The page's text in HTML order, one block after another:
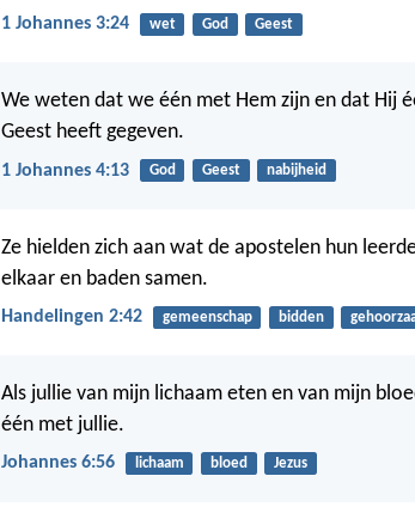
1 Johannes 3:24 wet God Geest
We weten dat we één met Hem zijn en dat Hij
Geest heeft gegeven.
1 Johannes 4:13 God Geest nabijheid
Ze hielden zich aan wat de apostelen hun
elkaar en baden samen.
Handelingen 2:42 gemeenschap bidden
Als jullie van mijn lichaam eten en van mijn
één met jullie.
Johannes 6:56 lichaam bloed Jezus